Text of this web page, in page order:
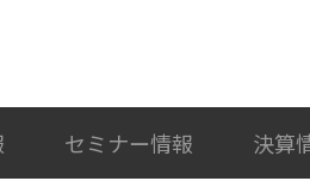
セミナー情報 決算